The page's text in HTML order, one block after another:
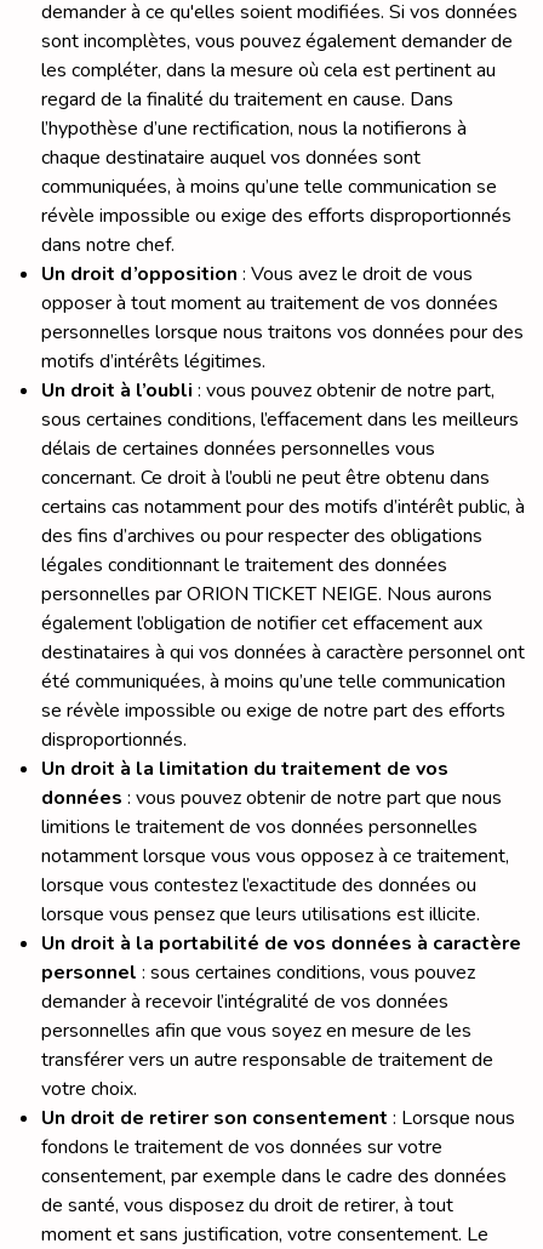
demander à ce qu'elles soient modifiées. Si vos données
sont incomplètes, vous pouvez également demander de
les compléter, dans la mesure où cela est pertinent au
regard de la finalité du traitement en cause. Dans
l’hypothèse d’une rectification, nous la notifierons à
chaque destinataire auquel vos données sont
communiquées, à moins qu’une telle communication se
révèle impossible ou exige des efforts disproportionnés
dans notre chef.
Un droit d’opposition : Vous avez le droit de vous
opposer à tout moment au traitement de vos données
personnelles lorsque nous traitons vos données pour des
motifs d’intérêts légitimes.
Un droit à l’oubli : vous pouvez obtenir de notre part,
sous certaines conditions, l’effacement dans les meilleurs
délais de certaines données personnelles vous
concernant. Ce droit à l’oubli ne peut être obtenu dans
certains cas notamment pour des motifs d’intérêt public, à
des fins d’archives ou pour respecter des obligations
légales conditionnant le traitement des données
personnelles par ORION TICKET NEIGE. Nous aurons
également l’obligation de notifier cet effacement aux
destinataires à qui vos données à caractère personnel ont
été communiquées, à moins qu’une telle communication
se révèle impossible ou exige de notre part des efforts
disproportionnés.
Un droit à la limitation du traitement de vos
données : vous pouvez obtenir de notre part que nous
limitions le traitement de vos données personnelles
notamment lorsque vous vous opposez à ce traitement,
lorsque vous contestez l’exactitude des données ou
lorsque vous pensez que leurs utilisations est illicite.
Un droit à la portabilité de vos données à caractère
personnel : sous certaines conditions, vous pouvez
demander à recevoir l’intégralité de vos données
personnelles afin que vous soyez en mesure de les
transférer vers un autre responsable de traitement de
votre choix.
Un droit de retirer son consentement : Lorsque nous
fondons le traitement de vos données sur votre
consentement, par exemple dans le cadre des données
de santé, vous disposez du droit de retirer, à tout
moment et sans justification, votre consentement. Le